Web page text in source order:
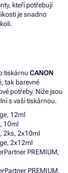
kteří potřebují
je snadno
tiskárnu CANON
tak barevné
potřeby. Níže jsou
s vaší tiskárnou.
12ml
10ml
2ks, 2x10ml
2x12ml
PREMIUM,
PREMIUM,